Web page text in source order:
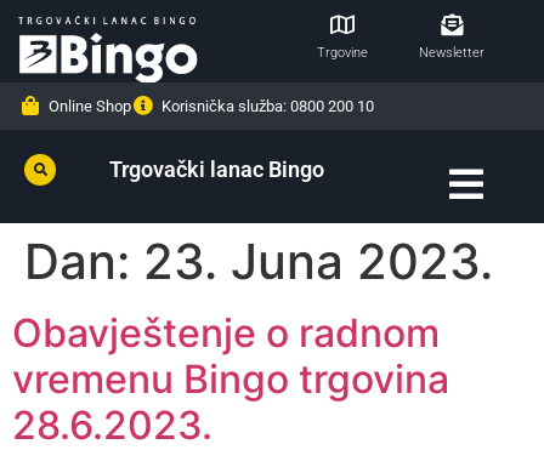
Trgovine Newsletter
Online Shop Korisnička služba: 0800 200 10
Trgovački lanac Bingo
Dan: 23. Juna 2023.
Obavještenje o radnom
vremenu Bingo trgovina
28.6.2023.